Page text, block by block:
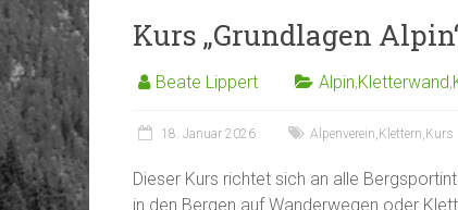
Kurs „Grundlagen
Beate Lippert Alpin,Kletterwand,
18. Januar 2026 Alpenverein, Klettern, Kurs
Dieser Kurs richtet sich an alle
in den Bergen auf Wanderwegen oder